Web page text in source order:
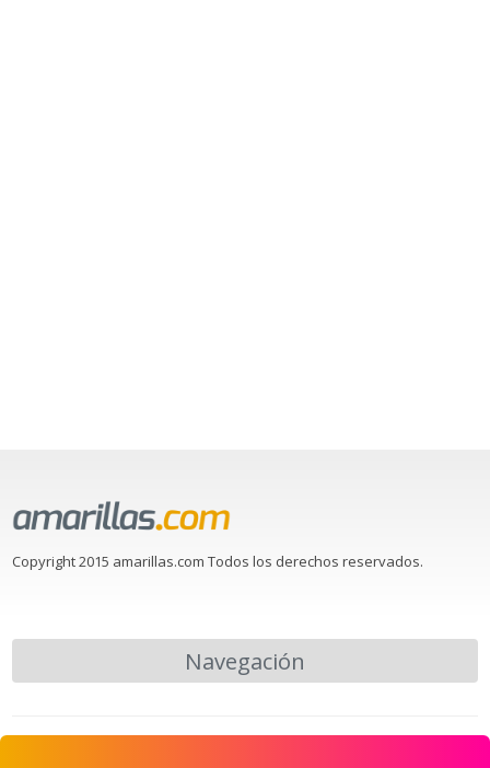
Copyright 2015 amarillas.com Todos los derechos reservados.
Navegación